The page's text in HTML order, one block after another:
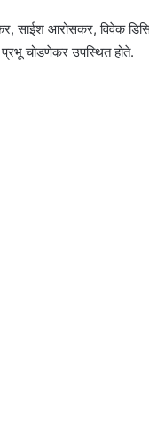
साईश आरोसकर, विवेक
चोडणेकर उपस्थित होते.